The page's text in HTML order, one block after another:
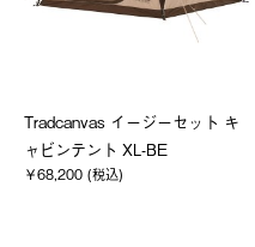
Tradcanvas イージーセット キ
ャビンテント XL-BE
￥68,200 (税込)